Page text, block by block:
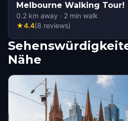
Melbourne Walking Tour!
0.2 km away · 2 min walk
★4.4(8 reviews)
Nähe